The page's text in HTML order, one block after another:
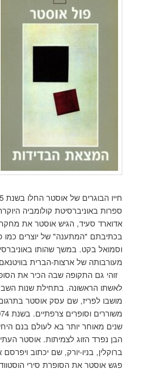
ספרות באוניברסיטת קולומביה
אדוארד סעיד, הגיש אוסטר את
בכתיבתם "המתענה" של יוצרים כמו
וסמואל בקט. במשך שהותו
מעורבותה של ארצות-הברית
זוהי גם התקופה שבה הכיר את
לאשתו הראשונה. בתחילת שנות
מושבו לפריז, שם עסק אוסטר
שנים מאוחר יותר בא לעולם בנם
הבן נפרד הזוג לצמיתות. אוסטר
ברוקלין, בניו-יורק, שם יכתוב
פגש אוסטר את הסופרת סירי